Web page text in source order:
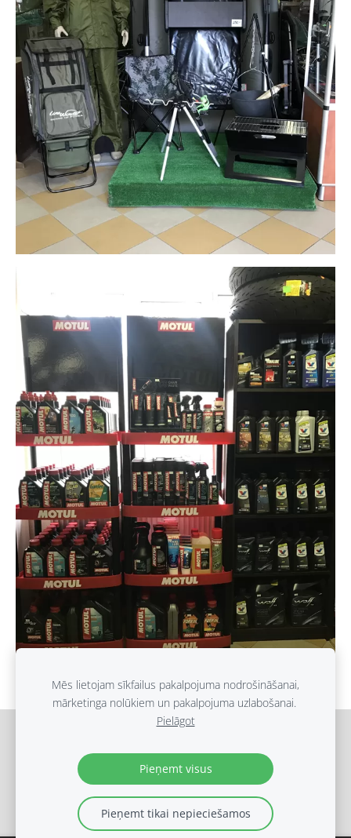
(c) Ripo Aisk 2019
Mēs lietojam sīkfailus pakalpojuma nodrošināšanai,
mārketinga nolūkiem un pakalpojuma uzlabošanai.
Pielāgot
Pieņemt visus
Pieņemt tikai nepieciešamos